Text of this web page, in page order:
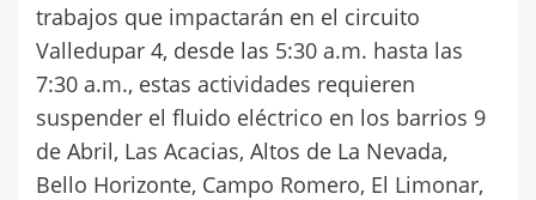
trabajos que impactarán en el circuito
Valledupar 4, desde las 5:30 a.m. hasta las
7:30 a.m., estas actividades requieren
suspender el fluido eléctrico en los barrios 9
de Abril, Las Acacias, Altos de La Nevada,
Bello Horizonte, Campo Romero, El Limonar,